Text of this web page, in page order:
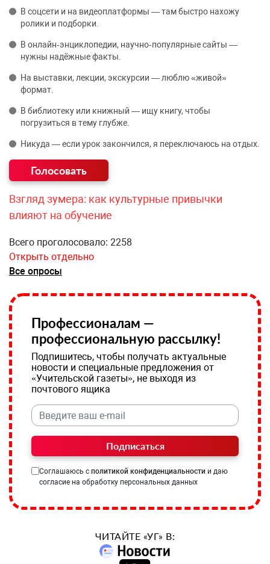
В соцсети и на видеоплатформы — там быстро нахожу
ролики и подборки.
В онлайн‑энциклопедии, научно‑популярные сайты —
нужны надёжные факты.
На выставки, лекции, экскурсии — люблю «живой»
формат.
В библиотеку или книжный — ищу книгу, чтобы
погрузиться в тему глубже.
Никуда — если урок закончился, я переключаюсь на отдых.
Взгляд зумера: как культурные привычки
влияют на обучение
Всего проголосовало: 2258
Открыть отдельно
Все опросы
Профессионалам —
профессиональную рассылку!
Подпишитесь, чтобы получать актуальные
новости и специальные предложения от
«Учительской газеты», не выходя из
почтового ящика
Подписаться
Соглашаюсь с политикой конфиденциальности и даю
согласие на обработку персональных данных
ЧИТАЙТЕ «УГ» В: